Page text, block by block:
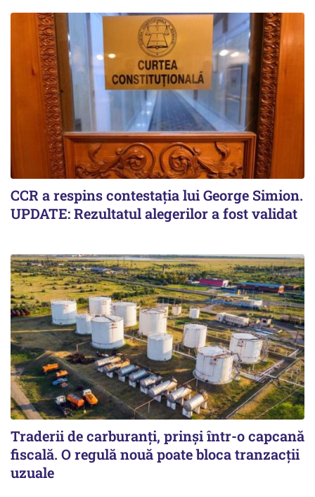
CCR a respins contestația lui George Simion.
UPDATE: Rezultatul alegerilor a fost validat
Traderii de carburanți, prinși într-o capcană
fiscală. O regulă nouă poate bloca tranzacții
uzuale